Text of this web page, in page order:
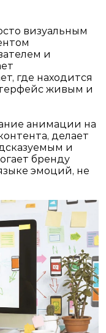
визуальным
и
где находится
живым и
анимации на
делает
и
бренду
эмоций, не